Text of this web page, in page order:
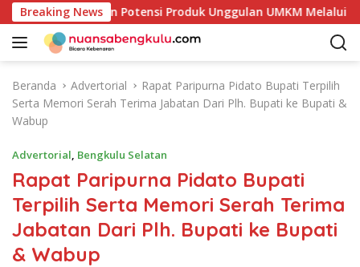
a
Breaking News
Petakan Potensi Produk Unggulan UMKM Melalui Kajian
Beranda Advertorial
Rapat Paripurna Pidato Bupati Terpilih
Serta Memori Serah Terima Jabatan Dari Plh. Bupati ke Bupati &
Wabup
Advertorial, Bengkulu Selatan
Rapat Paripurna Pidato Bupati
Terpilih Serta Memori Serah Terima
Jabatan Dari Plh. Bupati ke Bupati
& Wabup